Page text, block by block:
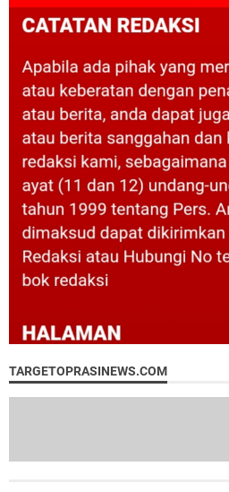
TARGETOPRASINEWS.COM